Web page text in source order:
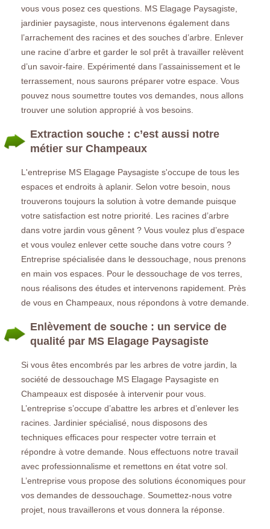
vous vous posez ces questions. MS Elagage Paysagiste,
jardinier paysagiste, nous intervenons également dans
l’arrachement des racines et des souches d’arbre. Enlever
une racine d’arbre et garder le sol prêt à travailler relèvent
d’un savoir-faire. Expérimenté dans l’assainissement et le
terrassement, nous saurons préparer votre espace. Vous
pouvez nous soumettre toutes vos demandes, nous allons
trouver une solution approprié à vos besoins.
Extraction souche : c’est aussi notre
métier sur Champeaux
L'entreprise MS Elagage Paysagiste s'occupe de tous les
espaces et endroits à aplanir. Selon votre besoin, nous
trouverons toujours la solution à votre demande puisque
votre satisfaction est notre priorité. Les racines d’arbre
dans votre jardin vous gênent ? Vous voulez plus d’espace
et vous voulez enlever cette souche dans votre cours ?
Entreprise spécialisée dans le dessouchage, nous prenons
en main vos espaces. Pour le dessouchage de vos terres,
nous réalisons des études et intervenons rapidement. Près
de vous en Champeaux, nous répondons à votre demande.
Enlèvement de souche : un service de
qualité par MS Elagage Paysagiste
Si vous êtes encombrés par les arbres de votre jardin, la
société de dessouchage MS Elagage Paysagiste en
Champeaux est disposée à intervenir pour vous.
L’entreprise s’occupe d’abattre les arbres et d’enlever les
racines. Jardinier spécialisé, nous disposons des
techniques efficaces pour respecter votre terrain et
répondre à votre demande. Nous effectuons notre travail
avec professionnalisme et remettons en état votre sol.
L’entreprise vous propose des solutions économiques pour
vos demandes de dessouchage. Soumettez-nous votre
projet, nous travaillerons et vous donnera la réponse.